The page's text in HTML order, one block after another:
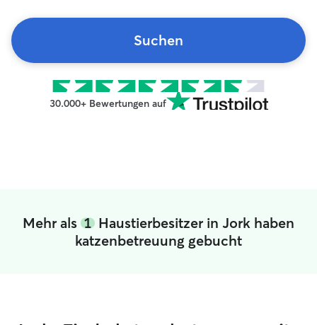
Suchen
30.000+ Bewertungen auf
Mehr als 1 Haustierbesitzer in Jork haben
katzenbetreuung gebucht